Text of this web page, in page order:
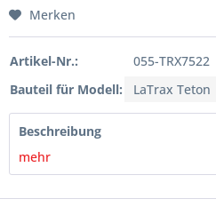
Merken
Artikel-Nr.:
055-TRX7522
Bauteil für Modell:
LaTrax Teton
Beschreibung
mehr